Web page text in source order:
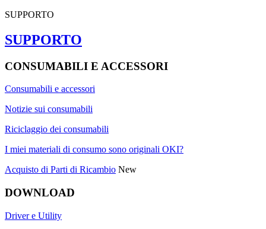
SUPPORTO
SUPPORTO
CONSUMABILI E ACCESSORI
Consumabili e accessori
Notizie sui consumabili
Riciclaggio dei consumabili
I miei materiali di consumo sono originali OKI?
Acquisto di Parti di Ricambio New
DOWNLOAD
Driver e Utility